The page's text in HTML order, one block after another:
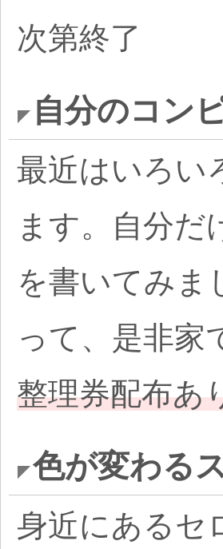
次第終了
自分のコン
最近はいろい
ます。自分だ
を書いてみま
って、是非家
整理券配布あ
色が変わる
身近にあるセ